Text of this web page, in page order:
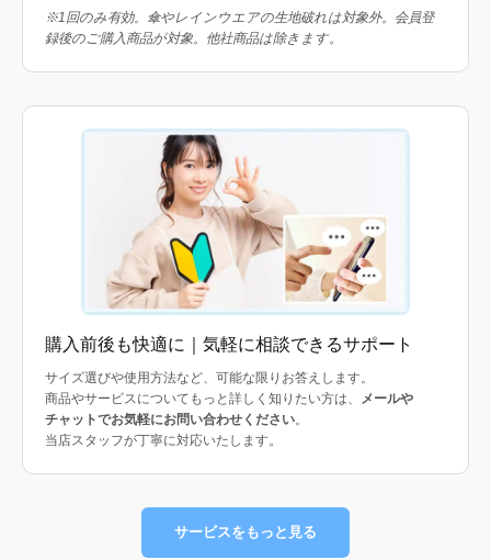
※1回のみ有効。傘やレインウエアの生地破れは対象外。会員登
録後のご購入商品が対象。他社商品は除きます。
購入前後も快適に｜気軽に相談できるサポート
サイズ選びや使用方法など、可能な限りお答えします。
商品やサービスについてもっと詳しく知りたい方は、 メールや
チャットでお気軽にお問い合わせください。
当店スタッフが丁寧に対応いたします。
サービスをもっと見る